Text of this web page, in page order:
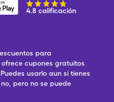
4.8 calificación
para
cupones gratuitos
usarlo aun si tienes
pero no se puede